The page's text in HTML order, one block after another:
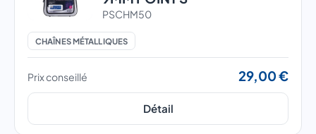
PSCHM50
CHAÎNES MÉTALLIQUES
Prix conseillé 29,00 €
Détail